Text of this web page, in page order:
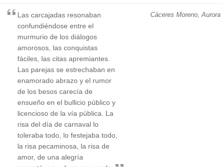
Cáceres Moreno, Aurora
Las carcajadas resonaban
confundiéndose entre el
murmurio de los diálogos
amorosos, las conquistas
fáciles, las citas apremiantes.
Las parejas se estrechaban en
enamorado abrazo y el rumor
de los besos carecía de
ensueño en el bullicio público y
licencioso de la vía pública. La
risa del día de carnaval lo
toleraba todo, lo festejaba todo,
la risa pecaminosa, la risa de
amor, de una alegría